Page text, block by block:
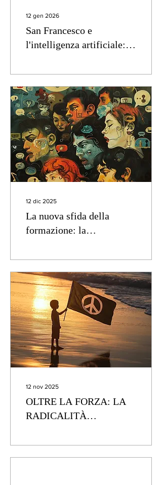
12 gen 2026
San Francesco e
l'intelligenza artificiale:
animali? Intervista a
Nicola Zengiaro, borsista
dell’Università di Torino
12 dic 2025
La nuova sfida della
formazione: la
e scientifica tra problemi
e prospettive
12 nov 2025
OLTRE LA FORZA: LA
RADICALITÀ
LA GUERRA